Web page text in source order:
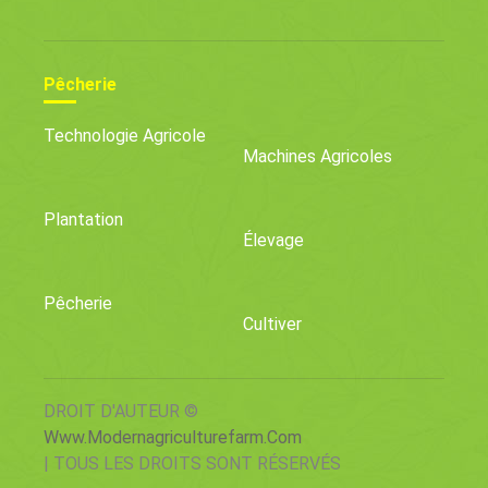
Pêcherie
Technologie Agricole
Machines Agricoles
Plantation
Élevage
Pêcherie
Cultiver
DROIT D'AUTEUR ©
Www.modernagriculturefarm.com
| TOUS LES DROITS SONT RÉSERVÉS